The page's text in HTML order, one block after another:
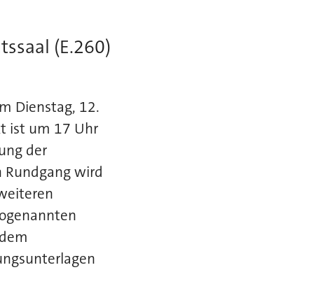
(E.260)
Dienstag, 12.
ist um 17 Uhr
der
Rundgang wird